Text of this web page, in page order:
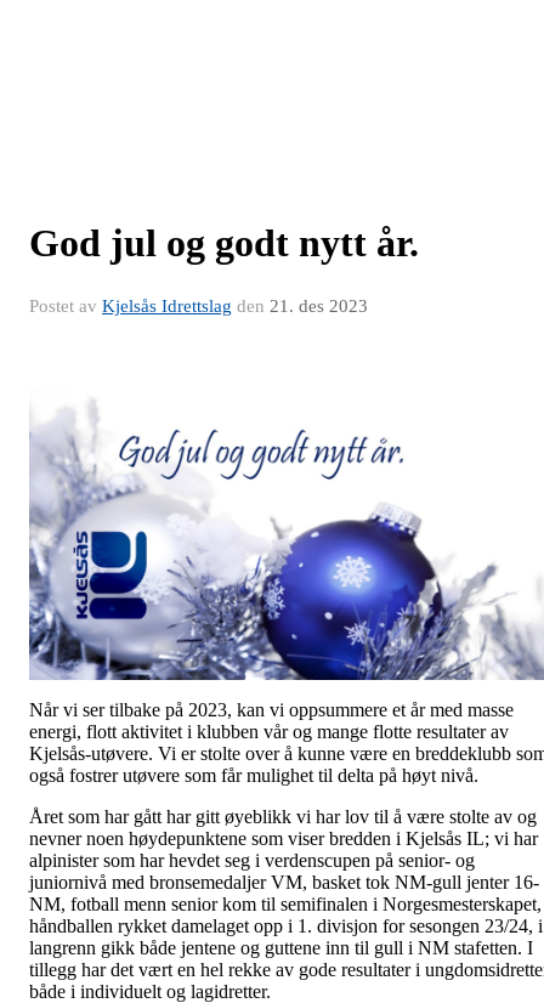
God jul og godt nytt år.
Postet av Kjelsås Idrettslag den 21. des 2023
Når vi ser tilbake på 2023, kan vi oppsummere et år med masse
energi, flott aktivitet i klubben vår og mange flotte resultater av
Kjelsås-utøvere. Vi er stolte over å kunne være en breddeklubb
også fostrer utøvere som får mulighet til delta på høyt nivå.
Året som har gått har gitt øyeblikk vi har lov til å være stolte av og
nevner noen høydepunktene som viser bredden i Kjelsås IL; vi har
alpinister som har hevdet seg i verdenscupen på senior- og
juniornivå med bronsemedaljer VM, basket tok NM-gull jenter 16-
NM, fotball menn senior kom til semifinalen i
håndballen rykket damelaget opp i 1. divisjon for sesongen 23/24, i
langrenn gikk både jentene og guttene inn til gull i NM stafetten. I
tillegg har det vært en hel rekke av gode resultater i
både i individuelt og lagidretter.